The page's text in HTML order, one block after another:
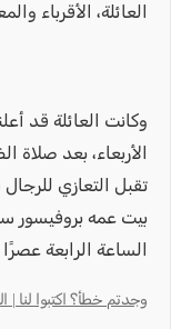
العائلة، الأقرباء
وكانت العائلة قد
الأربعاء، بعد صلاة
تقبل التعازي
بيت عمه بروفيسور
الساعة الرابعة عصرًا
وجدتم خطأ؟ اكتبوا لنا |